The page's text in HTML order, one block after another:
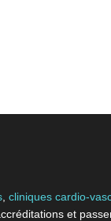
cliniques cardio-
et